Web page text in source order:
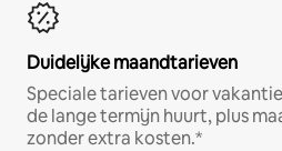
Duidelijke maandtarieven
Speciale tarieven voor
de lange termijn huurt, plus
zonder extra kosten.*